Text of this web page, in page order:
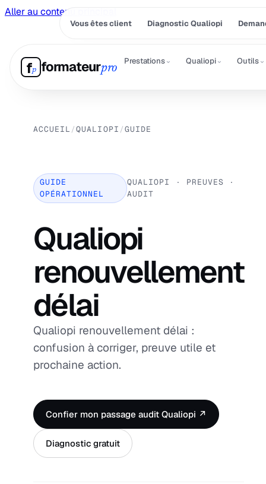
Aller au contenu principal
Vous êtes client Diagnostic Qualiopi
fp formateurpro
Prestations⌄ Qualiopi⌄ Outils⌄
ACCUEIL /QUALIOPI /GUIDE
GUIDE
OPÉRATIONNEL
QUALIOPI · PREUVES ·
AUDIT
Qualiopi
renouvellement
délai
Qualiopi renouvellement délai :
confusion à corriger, preuve utile et
prochaine action.
Confier mon passage audit Qualiopi ↗
Diagnostic gratuit